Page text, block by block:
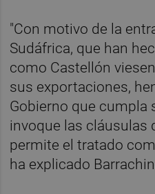
"Con motivo de la
Sudáfrica, que han
como Castellón
sus exportaciones,
Gobierno que cumpla
invoque las cláusulas
permite el tratado
ha explicado